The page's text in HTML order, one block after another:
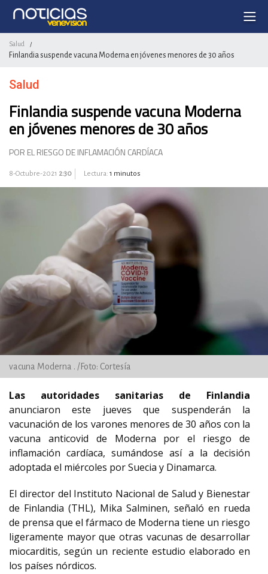
Salud /
Finlandia suspende vacuna Moderna en jóvenes menores de 30 años
Salud
Finlandia suspende vacuna Moderna
en jóvenes menores de 30 años
POR EL RIESGO DE INFLAMACIÓN CARDÍACA
8-Octubre-2021 2:30 Lectura: 1 minutos
vacuna Moderna . /Foto: Cortesía
Las autoridades sanitarias de Finlandia
anunciaron este jueves que suspenderán la
vacunación de los varones menores de 30 años con la
vacuna anticovid de Moderna por el riesgo de
inflamación cardíaca, sumándose así a la decisión
adoptada el miércoles por Suecia y Dinamarca.
El director del Instituto Nacional de Salud y Bienestar
de Finlandia (THL), Mika Salminen, señaló en rueda
de prensa que el fármaco de Moderna tiene un riesgo
ligeramente mayor que otras vacunas de desarrollar
miocarditis, según un reciente estudio elaborado en
los países nórdicos.